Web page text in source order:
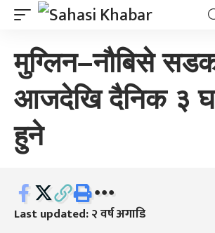
मुग्लिन–नौबिसे
आजदेखि दैनिक ३
हुने
Last updated: २ वर्ष अगाडि